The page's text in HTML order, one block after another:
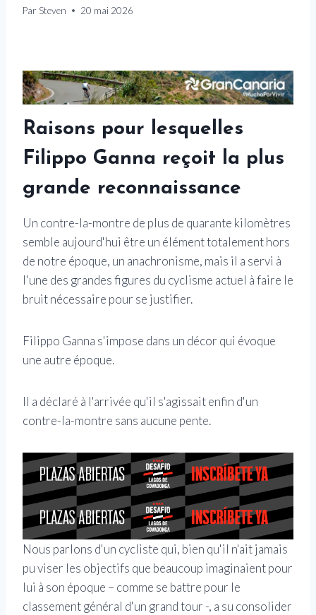
Par Steven 20 mai 2026
Raisons pour lesquelles
Filippo Ganna reçoit la plus
grande reconnaissance
Un contre-la-montre de plus de quarante kilomètres
semble aujourd'hui être un élément totalement hors
de notre époque, un anachronisme, mais il a servi à
l'une des grandes figures du cyclisme actuel à faire le
bruit nécessaire pour se justifier.
Filippo Ganna s'impose dans un décor qui évoque
une autre époque.
Il a déclaré à l'arrivée qu'il s'agissait enfin d'un
contre-la-montre sans aucune pente.
Nous parlons d'un cycliste qui, bien qu'il n'ait jamais
pu viser les objectifs que beaucoup imaginaient pour
lui à son époque – comme se battre pour le
classement général d'un grand tour -, a su consolider